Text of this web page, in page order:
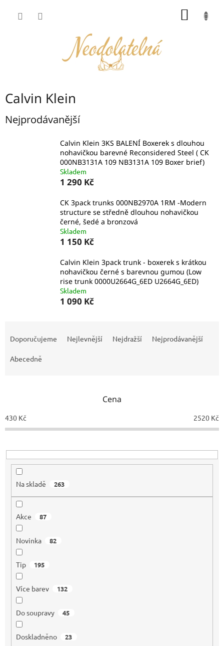
Calvin Klein
Nejprodávanější
Calvin Klein 3KS BALENÍ Boxerek s dlouhou
nohavičkou barevné Reconsidered Steel ( CK
000NB3131A 109 NB3131A 109 Boxer brief)
Skladem
1 290 Kč
CK 3pack trunks 000NB2970A 1RM -Modern
structure se středně dlouhou nohavičkou
černé, šedé a bronzová
Skladem
1 150 Kč
Calvin Klein 3pack trunk - boxerek s krátkou
nohavičkou černé s barevnou gumou (Low
rise trunk 0000U2664G_6ED U2664G_6ED)
Skladem
1 090 Kč
o
d
k
t
Doporučujeme Nejlevnější Nejdražší Nejprodávanější
Abecedně
Cena
430 Kč 2520 Kč
Na skladě 263
Akce 87
Novinka 82
Tip 195
Více barev 132
Do soupravy 45
Doskladněno 23